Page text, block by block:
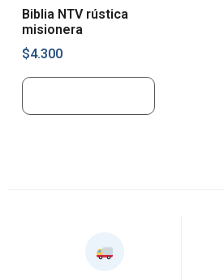
Biblia NTV rústica
misionera
$4.300